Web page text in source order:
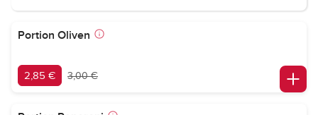
Portion Oliven
2,85 € 3,00 €